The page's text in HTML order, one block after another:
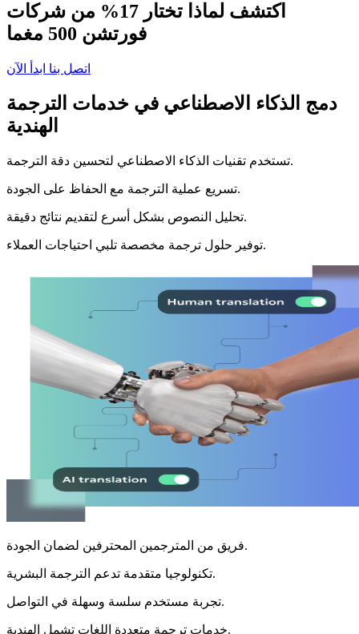
اكتشف لماذا تختار 17% من شركات
فورتشن 500 مغما
اتصل بنا ابدأ الآن
دمج الذكاء الاصطناعي في خدمات الترجمة
الهندية
تستخدم تقنيات الذكاء الاصطناعي لتحسين دقة الترجمة.
تسريع عملية الترجمة مع الحفاظ على الجودة.
تحليل النصوص بشكل أسرع لتقديم نتائج دقيقة.
توفير حلول ترجمة مخصصة تلبي احتياجات العملاء.
فريق من المترجمين المحترفين لضمان الجودة.
تكنولوجيا متقدمة تدعم الترجمة البشرية.
تجربة مستخدم سلسة وسهلة في التواصل.
خدمات ترجمة متعددة اللغات تشمل الهندية.